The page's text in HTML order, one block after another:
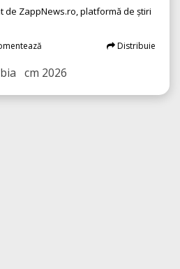
de ZappNews.ro, platformă de știri
Distribuie
cm 2026